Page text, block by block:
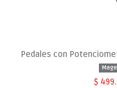
Pedales con
$